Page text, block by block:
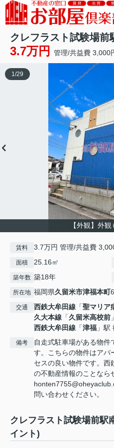
クレフラスト試験場前
3.7万円 管理/共益費 3,000
【外観】外
1/29
賃料 3.7万円 管理/共益費
面積 25.16㎡
築年数 築18年
所在地 福岡県久留米市津福本町
交通 西鉄大牟田線 「聖マリア
久大本線 「久留米高校前
西鉄大牟田線 「津福 」駅
備考
自走式駐車場がある物
す。こちらの物件はアパ
セスの良い物件です。西
の不動産情報のことなら
問い合わせください。
クレフラスト試験場前駅
イント)